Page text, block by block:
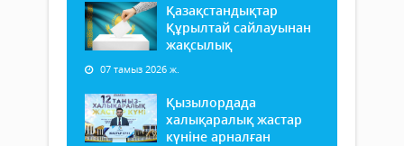
Қазақстандықтар
Құрылтай сайлауынан
жақсылық
07 тамыз 2026 ж.
Қызылордада
халықаралық жастар
күніне арналған